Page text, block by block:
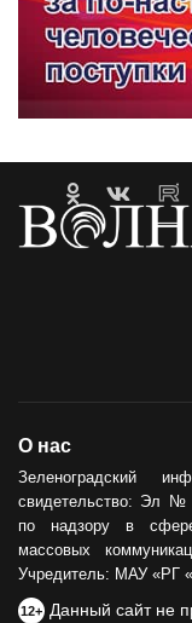
О нас
Зеленоградский
свидетельство: Эл №
по надзору в
массовых
Учредитель: МАУ «РГ
12+ Данный сайт не